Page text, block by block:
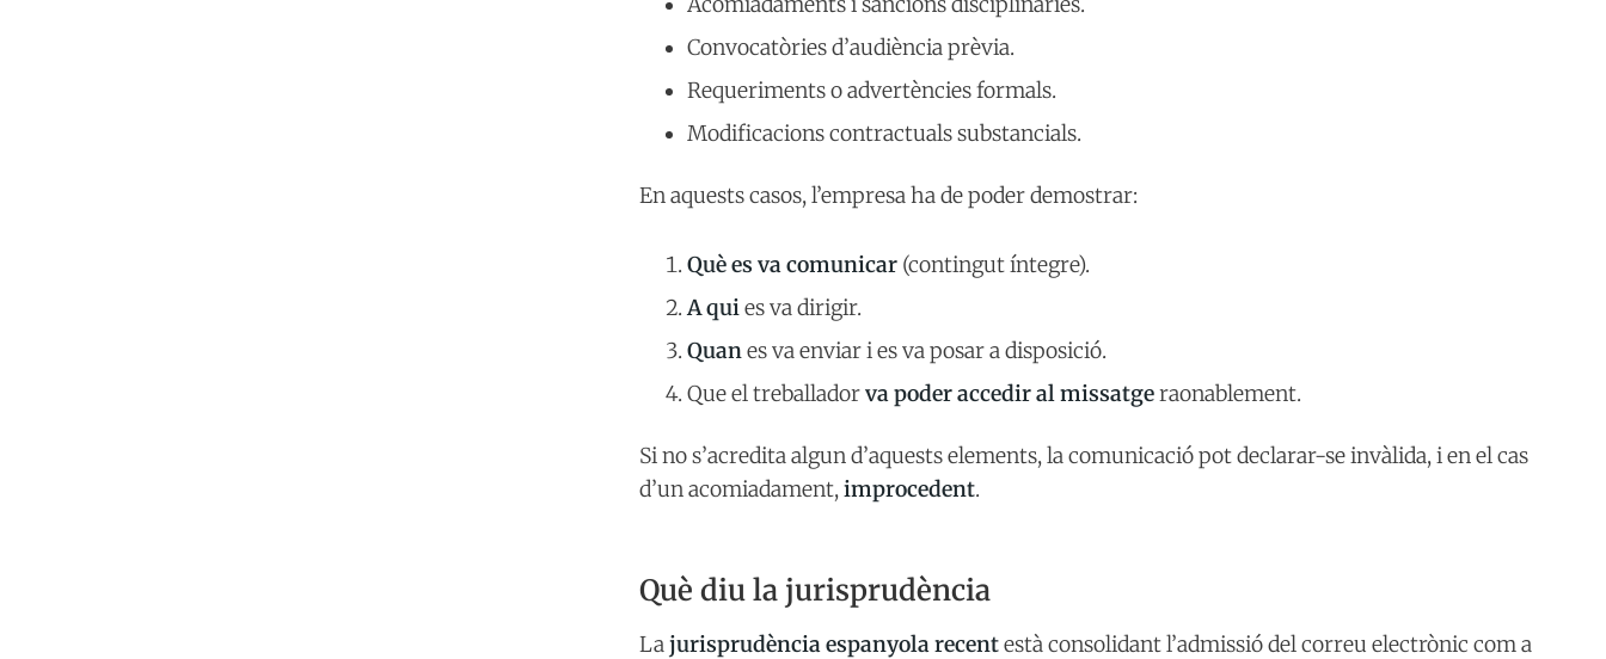
Convocatòries d’audiència prèvia.
Requeriments o advertències formals.
Modificacions contractuals substancials.
En aquests casos, l’empresa ha de poder demostrar:
Què es va comunicar(contingut íntegre).
A quies va dirigir.
Quanes va enviar i es va posar a disposició.
Que el treballadorva poder accedir al missatgeraonablement.
Si no s’acredita algun d’aquests elements, la comunicació pot declarar-se invàlida, i en el cas
d’un acomiadament,improcedent.
Què diu la jurisprudència
Lajurisprudència espanyola recentestà consolidant l’admissió del correu electrònic com a